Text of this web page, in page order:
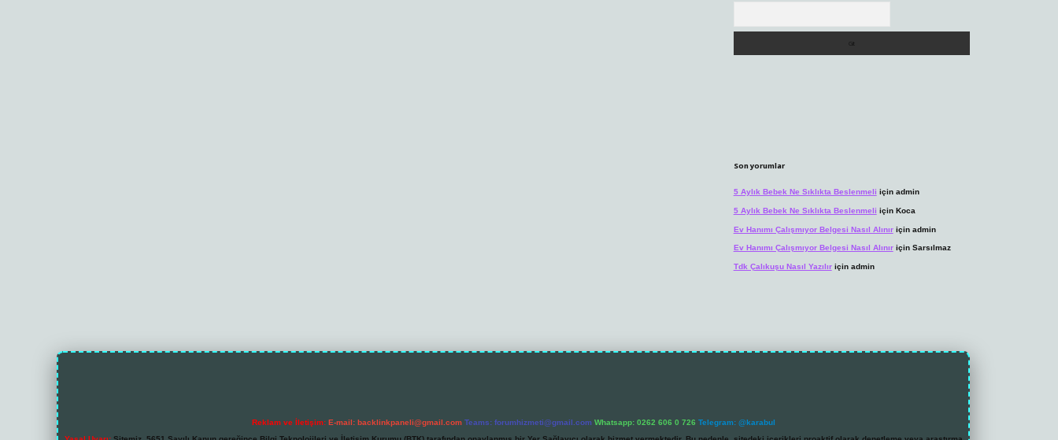
Son yorumlar
5 Aylık Bebek Ne Sıklıkta Beslenmeli için admin
5 Aylık Bebek Ne Sıklıkta Beslenmeli için Koca
Ev Hanımı Çalışmıyor Belgesi Nasıl Alınıriçin admin
Ev Hanımı Çalışmıyor Belgesi Nasıl Alınıriçin Sarsılmaz
Tdk Çalıkuşu Nasıl Yazılıriçin admin
Reklam ve İletişim: E-mail: backlinkpaneli@gmail.com Teams: forumhizmeti@gmail.com Whatsapp: 0262 606 0 726 Telegram: @karabul